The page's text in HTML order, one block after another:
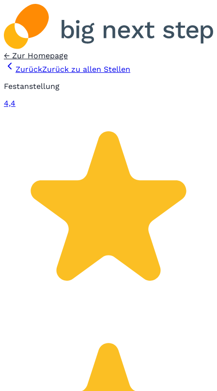
← Zur Homepage
ZurückZurück zu allen Stellen
Festanstellung
4,4